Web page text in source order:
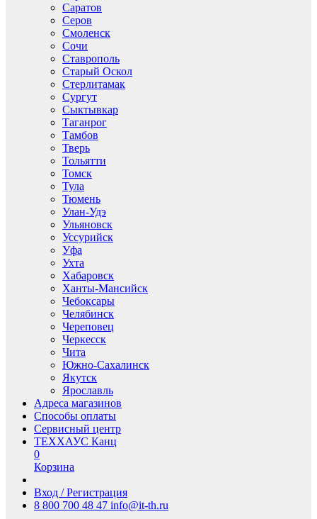
Саратов
Серов
Смоленск
Сочи
Ставрополь
Старый Оскол
Стерлитамак
Сургут
Сыктывкар
Таганрог
Тамбов
Тверь
Тольятти
Томск
Тула
Тюмень
Улан-Удэ
Ульяновск
Уссурийск
Уфа
Ухта
Хабаровск
Ханты-Мансийск
Чебоксары
Челябинск
Череповец
Черкесск
Чита
Южно-Сахалинск
Якутск
Ярославль
Адреса магазинов
Способы оплаты
Сервисный центр
ТЕХХАУС Канц
0
Корзина
Вход / Регистрация
8 800 700 48 47 info@it-th.ru